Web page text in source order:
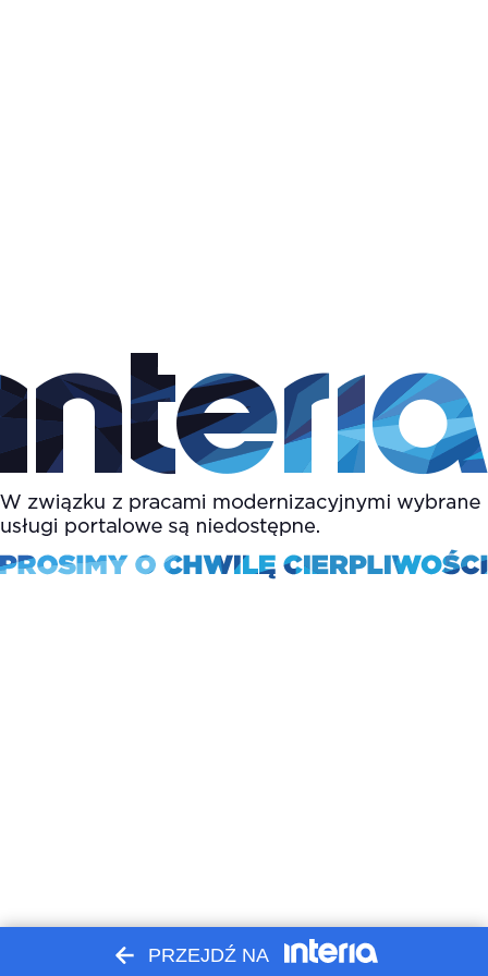
PRZEJDŹ NA